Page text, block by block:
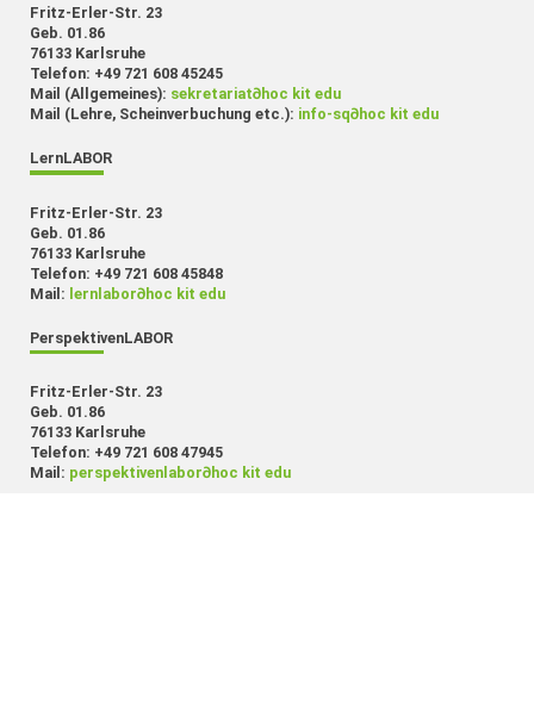
Fritz-Erler-Str. 23
Geb. 01.86
76133 Karlsruhe
Telefon: +49 721 608 45245
Mail (Allgemeines): sekretariat∂hoc kit edu
Mail (Lehre, Scheinverbuchung etc.): info-sq∂hoc kit edu
LernLABOR
Fritz-Erler-Str. 23
Geb. 01.86
76133 Karlsruhe
Telefon: +49 721 608 45848
Mail: lernlabor∂hoc kit edu
PerspektivenLABOR
Fritz-Erler-Str. 23
Geb. 01.86
76133 Karlsruhe
Telefon: +49 721 608 47945
Mail: perspektivenlabor∂hoc kit edu